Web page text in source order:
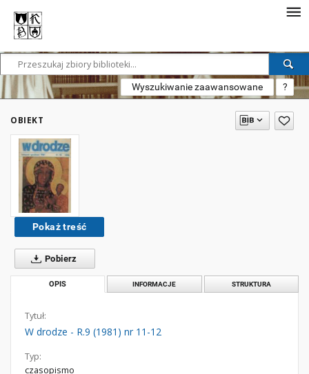
Wyszukiwanie zaawansowane ?
OBIEKT
Pokaż treść
Pobierz
OPIS INFORMACJE STRUKTURA
Tytuł:
W drodze - R.9 (1981) nr 11-12
Typ:
czasopismo